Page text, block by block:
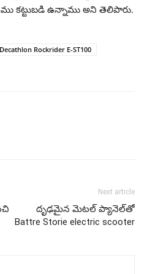
కట్టుబడి ఉన్నాము అని తెలిపారు.
Decathlon Rockrider E-ST100
Next article
దృఢ‌మైన మెట‌ల్ ప్యానెల్‌తో
Battre Storie electric scooter